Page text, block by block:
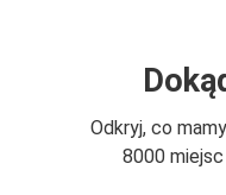
Odkryj, co
8000